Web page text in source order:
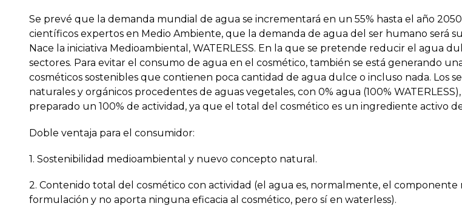
Se prevé que la demanda mundial de agua se incrementará en un 55% hasta el año
científicos expertos en Medio Ambiente, que la demanda de agua del ser humano será
Nace la iniciativa Medioambiental, WATERLESS. En la que se pretende reducir el agua
sectores. Para evitar el consumo de agua en el cosmético, también se está generando
cosméticos sostenibles que contienen poca cantidad de agua dulce o incluso nada. Los
naturales y orgánicos procedentes de aguas vegetales, con 0% agua (100%
preparado un 100% de actividad, ya que el total del cosmético es un ingrediente activo
Doble ventaja para el consumidor:
1. Sostenibilidad medioambiental y nuevo concepto natural.
2. Contenido total del cosmético con actividad (el agua es, normalmente, el componente
formulación y no aporta ninguna eficacia al cosmético, pero sí en waterless).